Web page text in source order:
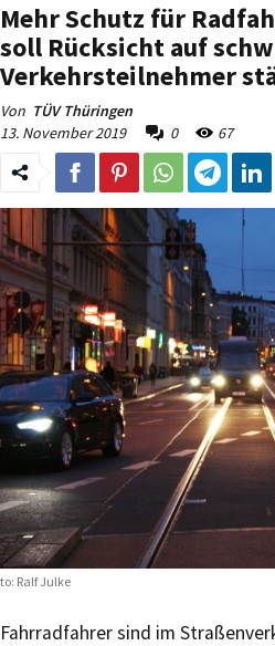
Mehr Schutz für
soll Rücksicht auf
Verkehrsteilnehmer
Von TÜV Thüringen
13. November 2019
0 67
Ralf Julke
Fahrradfahrer sind im